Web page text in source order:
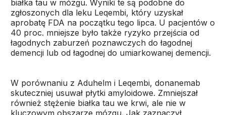
białka tau w mózgu. Wyniki te są podobne do
zgłoszonych dla leku Leqembi, który uzyskał
aprobatę FDA na początku tego lipca. U pacjentów o
40 proc. mniejsze było także ryzyko przejścia od
łagodnych zaburzeń poznawczych do łagodnej
demencji lub od łagodnej do umiarkowanej demencji.
W porównaniu z Aduhelm i Leqembi, donanemab
skuteczniej usuwał płytki amyloidowe. Zmniejszał
również stężenie białka tau we krwi, ale nie w